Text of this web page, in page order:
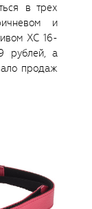
в трех
и
XC 16-
рублей, а
продаж